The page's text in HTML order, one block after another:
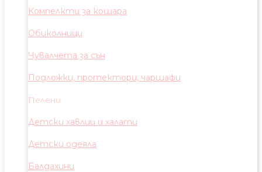
Компелкти за кошара
Обиколници
Чувалчета за сън
Подложки, протектори, чаршафи
Пелени
Детски хавлии и халати
Детски одеяла
Балдахини